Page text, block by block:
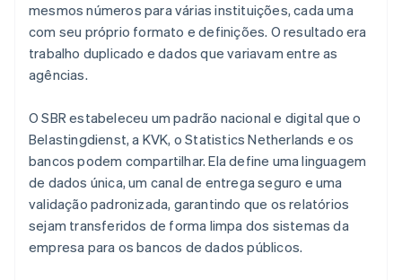
mesmos números para várias instituições, cada uma
com seu próprio formato e definições. O resultado era
trabalho duplicado e dados que variavam entre as
agências.
O SBR estabeleceu um padrão nacional e digital que o
Belastingdienst, a KVK, o Statistics Netherlands e os
bancos podem compartilhar. Ela define uma linguagem
de dados única, um canal de entrega seguro e uma
validação padronizada, garantindo que os relatórios
sejam transferidos de forma limpa dos sistemas da
empresa para os bancos de dados públicos.